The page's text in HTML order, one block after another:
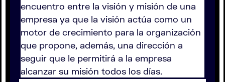
encuentro entre la visión y misión de una
empresa ya que la visión actúa como un
motor de crecimiento para la organización
que propone, además, una dirección a
seguir que le permitirá a la empresa
alcanzar su misión todos los días.